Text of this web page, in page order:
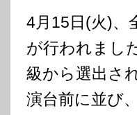
4月15日(火)、
が行われまし
級から選出さ
演台前に並び